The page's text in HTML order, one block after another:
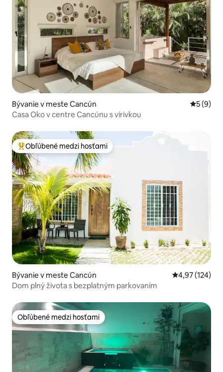
Bývanie v meste Cancún
5 (9)
Casa Oko v centre Cancúnu s vírivkou
Najobľúbenejšie medzi hosťami
Obľúbené medzi hosťami
Bývanie v meste Cancún Priemerné
4,97 (124)
Dom plný života s bezplatným parkovaním
Obľúbené medzi hosťami
Obľúbené medzi hosťami